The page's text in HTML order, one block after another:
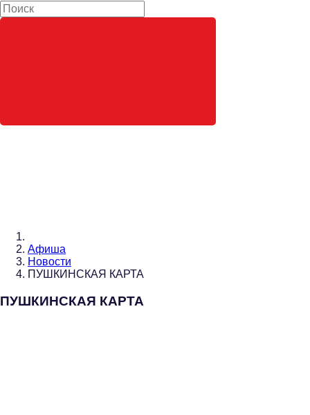
Афиша
Новости
ПУШКИНСКАЯ КАРТА
ПУШКИНСКАЯ КАРТА